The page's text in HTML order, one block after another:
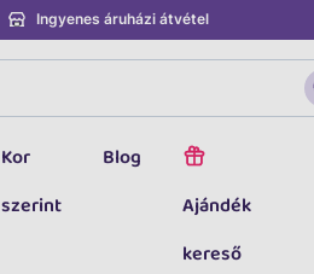
Ingyenes áruházi átvétel
Kor
szerint
Blog
Ajándék
kereső